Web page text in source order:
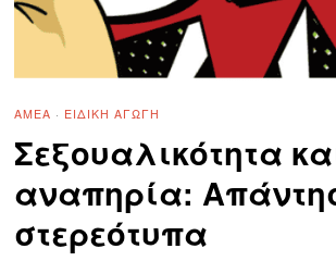
ΑΜΕΑ · ΕΙΔΙΚΉ ΑΓΩΓΉ
Σεξουαλικότητα
αναπηρία:
στερεότυπα